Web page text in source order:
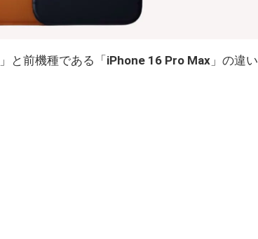
」と前機種である「iPhone 16 Pro Max 」の違い